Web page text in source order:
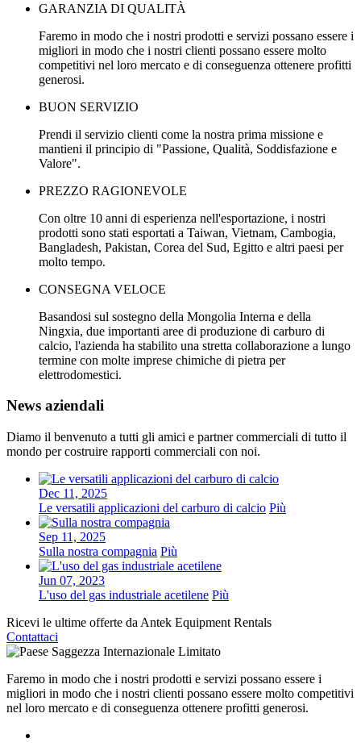
GARANZIA DI QUALITÀ
Faremo in modo che i nostri prodotti e servizi possano essere i
migliori in modo che i nostri clienti possano essere molto
competitivi nel loro mercato e di conseguenza ottenere profitti
generosi.
BUON SERVIZIO
Prendi il servizio clienti come la nostra prima missione e
mantieni il principio di "Passione, Qualità, Soddisfazione e
Valore".
PREZZO RAGIONEVOLE
Con oltre 10 anni di esperienza nell'esportazione, i nostri
prodotti sono stati esportati a Taiwan, Vietnam, Cambogia,
Bangladesh, Pakistan, Corea del Sud, Egitto e altri paesi per
molto tempo.
CONSEGNA VELOCE
Basandosi sul sostegno della Mongolia Interna e della
Ningxia, due importanti aree di produzione di carburo di
calcio, l'azienda ha stabilito una stretta collaborazione a lungo
termine con molte imprese chimiche di pietra per
elettrodomestici.
News aziendali
Diamo il benvenuto a tutti gli amici e partner commerciali di tutto il
mondo per costruire rapporti commerciali con noi.
Dec 11, 2025
Le versatili applicazioni del carburo di calcio Più
Sep 11, 2025
Sulla nostra compagnia Più
Jun 07, 2023
L'uso del gas industriale acetilene Più
Ricevi le ultime offerte da Antek Equipment Rentals
Contattaci
Faremo in modo che i nostri prodotti e servizi possano essere i
migliori in modo che i nostri clienti possano essere molto competitivi
nel loro mercato e di conseguenza ottenere profitti generosi.